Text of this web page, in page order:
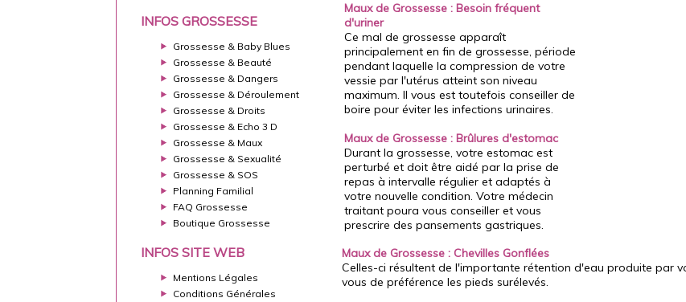
INFOS GROSSESSE
Grossesse & Baby Blues
Grossesse & Beauté
Grossesse & Dangers
Grossesse & Déroulement
Grossesse & Droits
Grossesse & Echo 3 D
Grossesse & Maux
Grossesse & Sexualité
Grossesse & SOS
Planning Familial
FAQ Grossesse
Boutique Grossesse
INFOS SITE WEB
Mentions Légales
Conditions Générales
Maux de Grossesse : Besoin fréquent
d'uriner
Ce mal de grossesse apparaît
principalement en fin de grossesse, période
pendant laquelle la compression de votre
vessie par l'utérus atteint son niveau
maximum. Il vous est toutefois conseiller de
boire pour éviter les infections urinaires.
Maux de Grossesse : Brûlures d'estomac
Durant la grossesse, votre estomac est
perturbé et doit être aidé par la prise de
repas à intervalle régulier et adaptés à
votre nouvelle condition. Votre médecin
traitant poura vous conseiller et vous
prescrire des pansements gastriques.
Maux de Grossesse : Chevilles Gonflées
Celles-ci résultent de l'importante rétention d'eau produite par
vous de préférence les pieds surélevés.